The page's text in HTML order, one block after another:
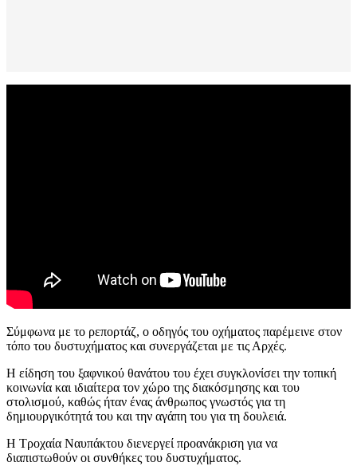
Σύμφωνα με το ρεπορτάζ, ο οδηγός του οχήματος παρέμεινε στον
τόπο του δυστυχήματος και συνεργάζεται με τις Αρχές.
Η είδηση του ξαφνικού θανάτου του έχει συγκλονίσει την τοπική
κοινωνία και ιδιαίτερα τον χώρο της διακόσμησης και του
στολισμού, καθώς ήταν ένας άνθρωπος γνωστός για τη
δημιουργικότητά του και την αγάπη του για τη δουλειά.
Η Τροχαία Ναυπάκτου διενεργεί προανάκριση για να
διαπιστωθούν οι συνθήκες του δυστυχήματος.